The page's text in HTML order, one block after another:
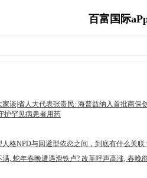
百富国际
家谈|省人大代表张贵民: 海普益纳入首批商保
护罕见病患者用药
人格NPD与回避型依恋之间，到底有什么关联
满, 蛇年春晚遭遇滑铁卢? 改革呼声高涨, 春晚